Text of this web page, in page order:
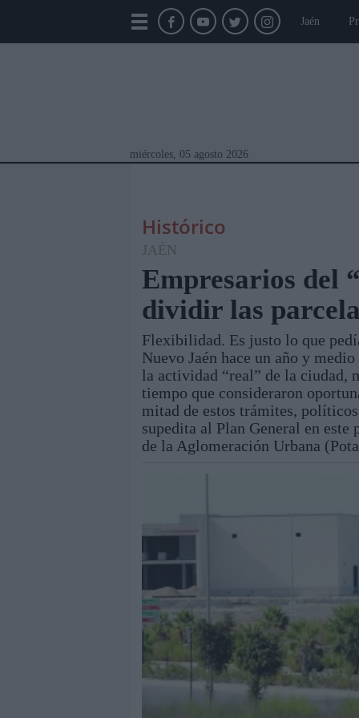
Jaén
miércoles, 05 agosto 2026
Módulos Portada Jaén Provincia
Histórico
JAÉN
Empresarios del
dividir las
Flexibilidad. Es justo lo que
Nuevo Jaén hace un año y
la actividad “real” de la ciudad,
tiempo que consideraron
mitad de estos trámites,
supedita al Plan General en
de la Aglomeración Urbana